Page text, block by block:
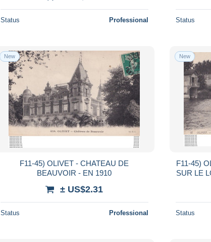
Status Professional Status
New
F11-45) OLIVET - CHATEAU DE
BEAUVOIR - EN 1910
± US$2.31
Status Professional
New
F11-45)
SUR LE
Status